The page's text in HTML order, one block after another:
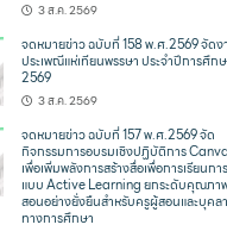
3 ส.ค. 2569
จดหมายข่าว ฉบับที่ 158 พ.ศ.2569 จัดง
ประเพณีแห่เทียนพรรษา ประจำปีการศึก
2569
3 ส.ค. 2569
จดหมายข่าว ฉบับที่ 157 พ.ศ.2569 จัด
กิจกรรมการอบรมเชิงปฏิบัติการ
เพื่อเพิ่มพลังการสร้างสื่อเพื่อการเรียนก
แบบ Active Learning ยกระดับคุณภา
สอนอย่างยั่งยืนสำหรับครูผู้สอนและบุคล
ทางการศึกษา